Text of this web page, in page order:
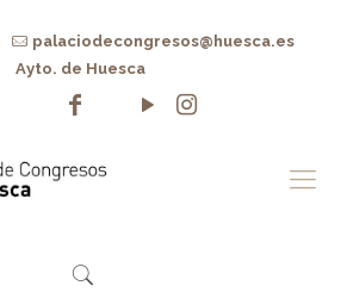
palaciodecongresos@huesca.es
Ayto. de Huesca